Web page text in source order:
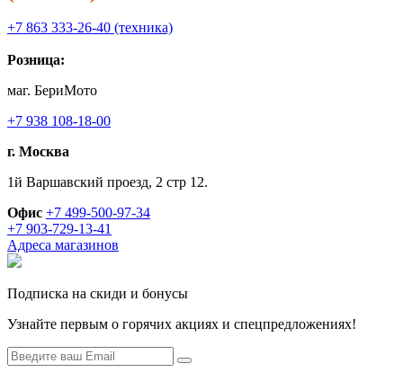
+7 863 333-26-40 (техника)
Розница:
маг. БериМото
+7 938 108-18-00
г. Москва
1й Варшавский проезд, 2 стр 12.
Офис +7 499-500-97-34
+7 903-729-13-41
Адреса магазинов
Подписка на скиди и бонусы
Узнайте первым о горячих акциях и спецпредложениях!